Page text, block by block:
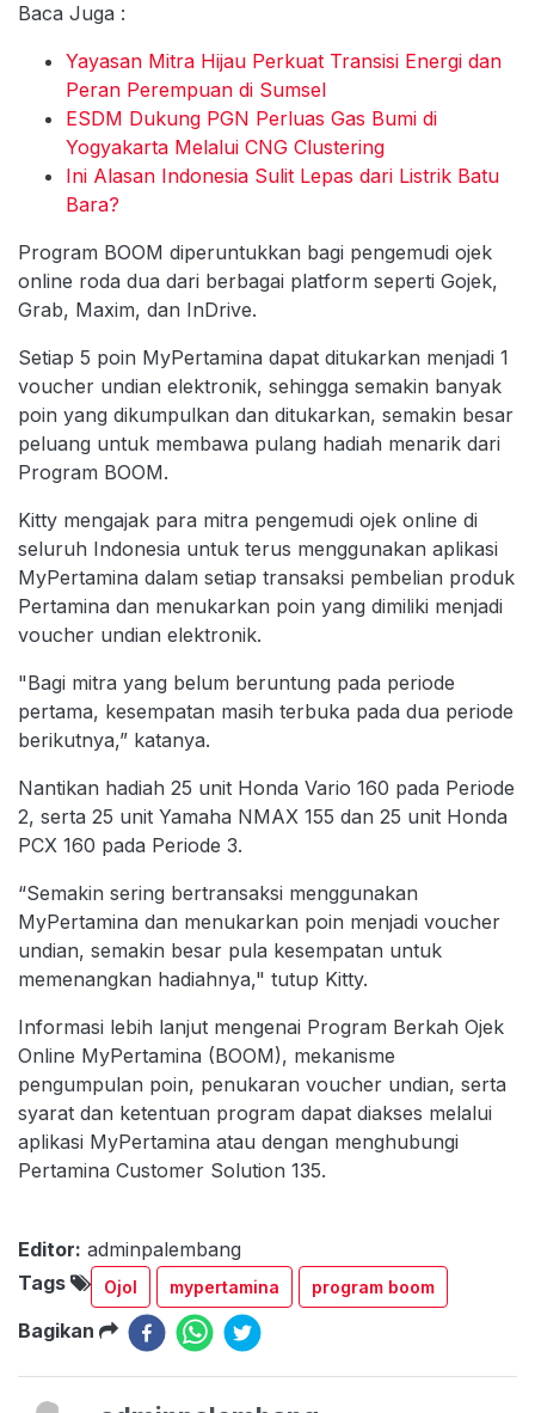
Baca Juga :
Yayasan Mitra Hijau Perkuat Transisi Energi dan
Peran Perempuan di Sumsel
ESDM Dukung PGN Perluas Gas Bumi di
Yogyakarta Melalui CNG Clustering
Ini Alasan Indonesia Sulit Lepas dari Listrik Batu
Bara?
Program BOOM diperuntukkan bagi pengemudi ojek
online roda dua dari berbagai platform seperti Gojek,
Grab, Maxim, dan InDrive.
Setiap 5 poin MyPertamina dapat ditukarkan menjadi 1
voucher undian elektronik, sehingga semakin banyak
poin yang dikumpulkan dan ditukarkan, semakin besar
peluang untuk membawa pulang hadiah menarik dari
Program BOOM.
Kitty mengajak para mitra pengemudi ojek online di
seluruh Indonesia untuk terus menggunakan aplikasi
MyPertamina dalam setiap transaksi pembelian produk
Pertamina dan menukarkan poin yang dimiliki menjadi
voucher undian elektronik.
"Bagi mitra yang belum beruntung pada periode
pertama, kesempatan masih terbuka pada dua periode
berikutnya,” katanya.
Nantikan hadiah 25 unit Honda Vario 160 pada Periode
2, serta 25 unit Yamaha NMAX 155 dan 25 unit Honda
PCX 160 pada Periode 3.
“Semakin sering bertransaksi menggunakan
MyPertamina dan menukarkan poin menjadi voucher
undian, semakin besar pula kesempatan untuk
memenangkan hadiahnya," tutup Kitty.
Informasi lebih lanjut mengenai Program Berkah Ojek
Online MyPertamina (BOOM), mekanisme
pengumpulan poin, penukaran voucher undian, serta
syarat dan ketentuan program dapat diakses melalui
aplikasi MyPertamina atau dengan menghubungi
Pertamina Customer Solution 135.
Editor: adminpalembang
Tags
Ojol mypertamina program boom
Bagikan